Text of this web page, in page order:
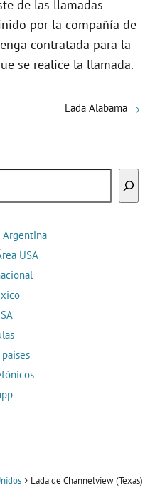
de las llamadas
por la compañía de
contratada para la
se realice la llamada.
Lada Alabama
Argentina
USA
Lada de Channelview (Texas)